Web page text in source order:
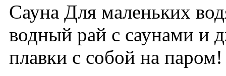
Сауна Для маленьких
водный рай с саунами и
плавки с собой на паром!